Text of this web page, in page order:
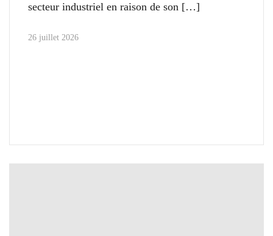
secteur industriel en raison de son
26 juillet 2026